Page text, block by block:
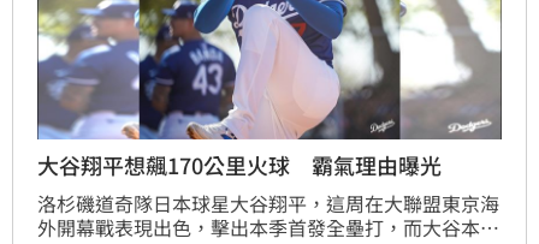
大谷翔平想飆170公里火球 霸氣理由曝光
洛杉磯道奇隊日本球星大谷翔平，這周在大聯盟東京海
外開幕戰表現出色，擊出本季首發全壘打，而大谷本季